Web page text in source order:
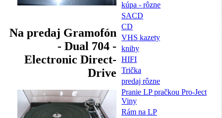
Na predaj Gramofón
- Dual 704 -
Electronic Direct-
Drive
kúpa - rôzne
SACD
CD
VHS kazety
knihy
HIFI
Trička
predaj rôzne
Pranie LP pračkou Pro-Ject
Viny
Rám na LP